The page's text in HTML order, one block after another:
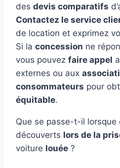
des devis comparatifs
Contactez le service
de location et exprimez
Si la concession ne
vous pouvez faire appel
externes ou aux
consommateurs pour
équitable.
Que se passe-t-il lorsque
découverts lors de la
voiture louée ?